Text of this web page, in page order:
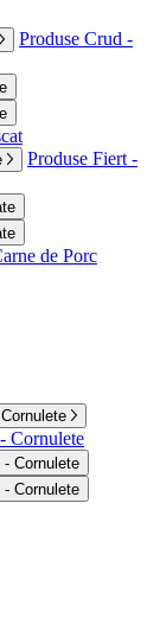
Produse Crud -
Produse Fiert -
de Porc
Cornulete
Cornulete
Cornulete